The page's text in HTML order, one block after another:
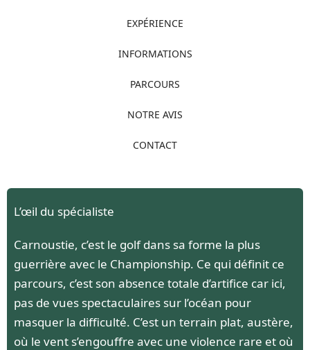
EXPÉRIENCE
INFORMATIONS
PARCOURS
NOTRE AVIS
CONTACT
L’œil du spécialiste
Carnoustie, c’est le golf dans sa forme la plus
guerrière avec le Championship. Ce qui définit ce
parcours, c’est son absence totale d’artifice car ici,
pas de vues spectaculaires sur l’océan pour
masquer la difficulté. C’est un terrain plat, austère,
où le vent s’engouffre avec une violence rare et où